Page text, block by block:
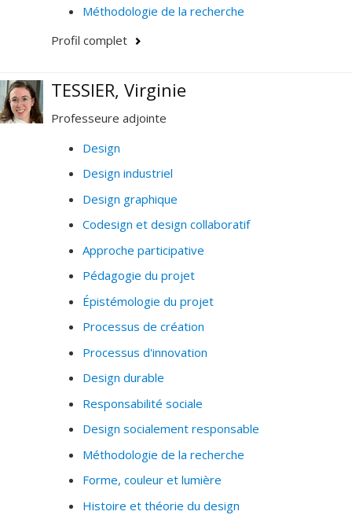
Méthodologie de la recherche
Profil complet
TESSIER, Virginie
Professeure adjointe
Design
Design industriel
Design graphique
Codesign et design collaboratif
Approche participative
Pédagogie du projet
Épistémologie du projet
Processus de création
Processus d'innovation
Design durable
Responsabilité sociale
Design socialement responsable
Méthodologie de la recherche
Forme, couleur et lumière
Histoire et théorie du design